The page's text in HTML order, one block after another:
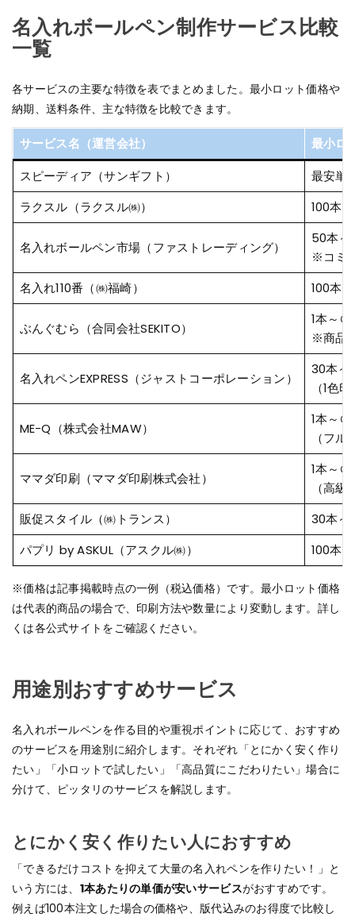
名入れボールペン制作サービス比較
一覧
各サービスの主要な特徴を表でまとめました。最小ロット価格や
納期、送料条件、主な特徴を比較できます。
サービス名（運営会社）
最小ロ
スピーディア（サンギフト）
最安単
ラクスル（ラクスル㈱）
100本
名入れボールペン市場（ファストレーディング）
50本～
※コミ
名入れ110番（㈱福崎）
100本
ぶんぐむら（合同会社SEKITO）
1本～
※商品
名入れペンEXPRESS（ジャストコーポレーション）
30本～
（1色
ME-Q（株式会社MAW）
1本～
（フ
ママダ印刷（ママダ印刷株式会社）
1本～
（高級
販促スタイル（㈱トランス）
30本～
パプリ by ASKUL（アスクル㈱）
100本
※価格は記事掲載時点の一例（税込価格）です。最小ロット価格
は代表的商品の場合で、印刷方法や数量により変動します。詳し
くは各公式サイトをご確認ください。
用途別おすすめサービス
名入れボールペンを作る目的や重視ポイントに応じて、おすすめ
のサービスを用途別に紹介します。それぞれ「とにかく安く作り
たい」「小ロットで試したい」「高品質にこだわりたい」場合に
分けて、ピッタリのサービスを解説します。
とにかく安く作りたい人におすすめ
「できるだけコストを抑えて大量の名入れペンを作りたい！」と
いう方には、 1本あたりの単価が安いサービスがおすすめです。
例えば100本注文した場合の価格や、版代込みのお得度で比較し